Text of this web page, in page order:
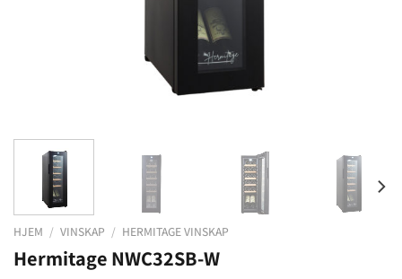
HJEM / VINSKAP / HERMITAGE VINSKAP
Hermitage NWC32SB-W